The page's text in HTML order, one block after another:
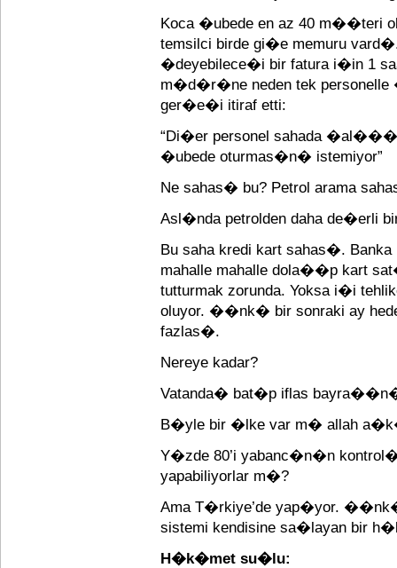
Koca �ubede en az 40 m��teri
temsilci birde gi�e memuru
�deyebilece�i bir fatura i�in 1
m�d�r�ne neden tek
ger�e�i itiraf etti:
“Di�er personel sahada
�ubede oturmas�n� istemiyor”
Ne sahas� bu? Petrol arama
Asl�nda petrolden daha de�erli
Bu saha kredi kart sahas�. Banka
mahalle mahalle dola��p kart
tutturmak zorunda. Yoksa i�i
oluyor. ��nk� bir sonraki ay
fazlas�.
Nereye kadar?
Vatanda� bat�p iflas
B�yle bir �lke var m� allah
Y�zde 80’i yabanc�n�n
yapabiliyorlar m�?
Ama T�rkiye’de yap�yor.
sistemi kendisine sa�layan bir
H�k�met su�lu: